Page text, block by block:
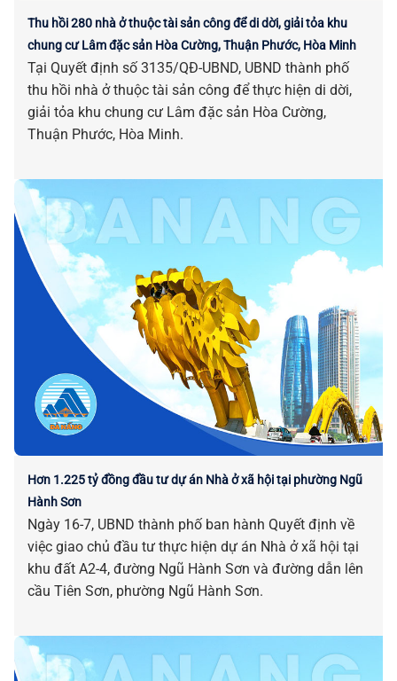
Thu hồi 280 nhà ở thuộc tài sản công để di dời, giải tỏa khu
chung cư Lâm đặc sản Hòa Cường, Thuận Phước, Hòa Minh
Tại Quyết định số 3135/QĐ-UBND, UBND thành phố
thu hồi nhà ở thuộc tài sản công để thực hiện di dời,
giải tỏa khu chung cư Lâm đặc sản Hòa Cường,
Thuận Phước, Hòa Minh.
Hơn 1.225 tỷ đồng đầu tư dự án Nhà ở xã hội tại phường Ngũ
Hành Sơn
Ngày 16-7, UBND thành phố ban hành Quyết định về
việc giao chủ đầu tư thực hiện dự án Nhà ở xã hội tại
khu đất A2-4, đường Ngũ Hành Sơn và đường dẫn lên
cầu Tiên Sơn, phường Ngũ Hành Sơn.